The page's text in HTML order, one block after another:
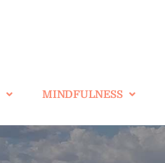
MINDFULNESS